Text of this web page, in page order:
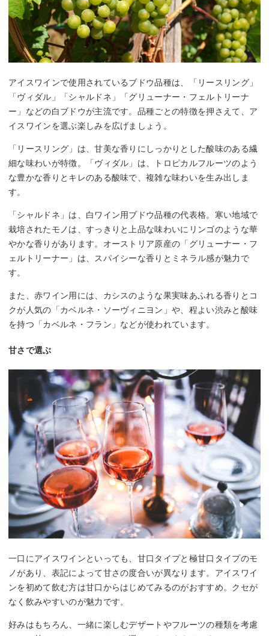
アイスワインで使用されているブドウ品種は、「リースリング」
「ヴィダル」「シャルドネ」「グリューナー・フェルトリーナ
ー」などの白ブドウが主流です。品種ごとの特徴を押さえて、ア
イスワインを選ぶ楽しみを広げましょう。
「リースリング」は、甘美な香りにしっかりとした酸味のある繊
細な味わいが特徴。「ヴィダル」は、トロピカルフルーツのよう
な豊かな香りとキレのある酸味で、複雑な味わいを生み出しま
す。
「シャルドネ」は、白ワイン用ブドウ品種の代表格。寒い地域で
栽培されたモノは、すっきりと上品な味わいにリンゴのような華
やかな香りがあります。オーストリア原産の「グリューナー・フ
ェルトリーナー」は、スパイシーな香りとミネラル感が魅力で
す。
また、赤ワイン用には、カシスのような果実味あふれる香りとコ
クが人気の「カベルネ・ソーヴィニヨン」や、程よい渋みと酸味
を持つ「カベルネ・フラン」などが使われています。
甘さで選ぶ
一口にアイスワインといっても、甘口タイプと極甘口タイプのモ
ノがあり、表記によって甘さの度合いが異なります。アイスワイ
ンを初めて飲む方は甘口からはじめてみるのがおすすめ。クセが
なく飲みやすいのが魅力です。
好みはもちろん、一緒に楽しむデザートやフルーツの種類を考慮